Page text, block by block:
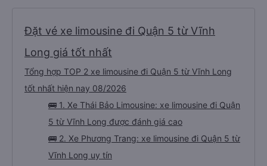
Đặt vé xe limousine đi Quận 5 từ Vĩnh
Long giá tốt nhất
Tổng hợp TOP 2 xe limousine đi Quận 5 từ Vĩnh Long
tốt nhất hiện nay 08/2026
🚌 1. Xe Thái Bảo Limousine: xe limousine đi Quận
5 từ Vĩnh Long được đánh giá cao
🚌 2. Xe Phương Trang: xe limousine đi Quận 5 từ
Vĩnh Long uy tín